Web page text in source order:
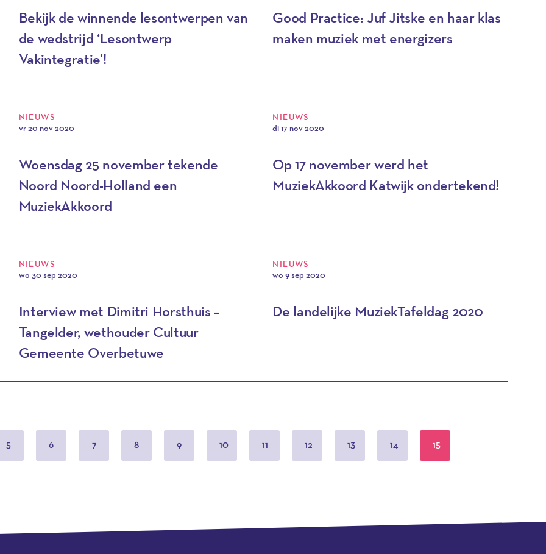
Bekijk de winnende lesontwerpen van
de wedstrijd ‘Lesontwerp
Vakintegratie’!
Good Practice: Juf Jitske en haar klas
maken muziek met energizers
NIEUWS
vr 20 nov 2020
Woensdag 25 november tekende
Noord Noord-Holland een
MuziekAkkoord
NIEUWS
di 17 nov 2020
Op 17 november werd het
MuziekAkkoord Katwijk ondertekend!
NIEUWS
wo 30 sep 2020
Interview met Dimitri Horsthuis –
Tangelder, wethouder Cultuur
Gemeente Overbetuwe
NIEUWS
wo 9 sep 2020
De landelijke MuziekTafeldag 2020
5 6 7 8 9 10 11 12 13 14 15